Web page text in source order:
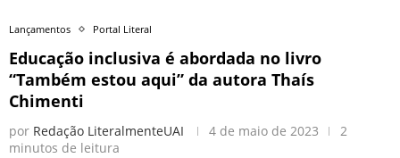
Lançamentos Portal Literal
Educação inclusiva é abordada no livro
“Também estou aqui” da autora Thaís
Chimenti
por Redação LiteralmenteUAI 4 de maio de 2023
2
minutos de leitura